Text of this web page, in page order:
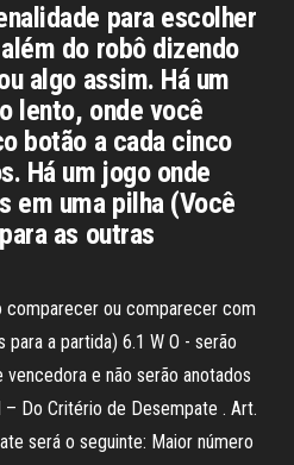
para escolher
do robô dizendo
algo assim. Há um
lento, onde você
botão a cada cinco
Há um jogo onde
em uma pilha (Você
as outras
comparecer ou comparecer com
a partida) 6.1 W O - serão
e não serão anotados
Do Critério de Desempate . Art.
será o seguinte: Maior número